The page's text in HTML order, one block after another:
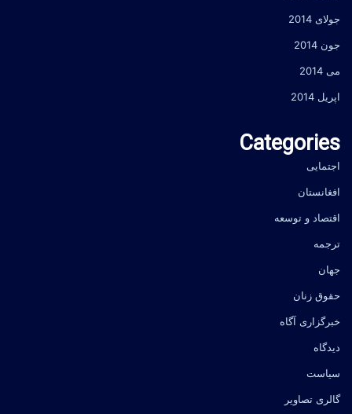
جولای 2014
جون 2014
می 2014
اپریل 2014
Categories
اجتمایی
افغانستان
اقتصاد و توسعه
ترجمه
جهان
حقوق زنان
خبرگزاری آگاه
دیدگاه
سیاست
گالری تصاویر